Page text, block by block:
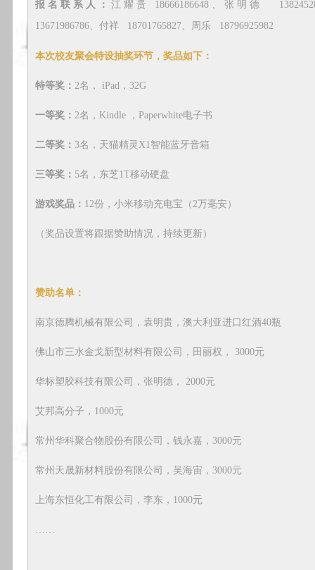
报名联系人： 江耀贵 18666186648、张明德
13671986786、付祥 18701765827、周乐 18796925982
本次校友聚会特设抽奖环节，奖品如下：
特等奖： 2名， iPad，32G
一等奖： 2名，Kindle ，Paperwhite电子书
二等奖： 3名，天猫精灵X1智能蓝牙音箱
三等奖： 5名，东芝1T移动硬盘
游戏奖品： 12份，小米移动充电宝（2万毫安）
（奖品设置将跟据赞助情况，持续更新）
赞助名单：
南京德腾机械有限公司，袁明贵，澳大利亚进口红酒40瓶
佛山市三水金戈新型材料有限公司，田丽权， 3000元
华标塑胶科技有限公司，张明德， 2000元
艾邦高分子，1000元
常州华科聚合物股份有限公司，钱永嘉，3000元
常州天晟新材料股份有限公司，吴海宙，3000元
上海东恒化工有限公司，李东，1000元
……